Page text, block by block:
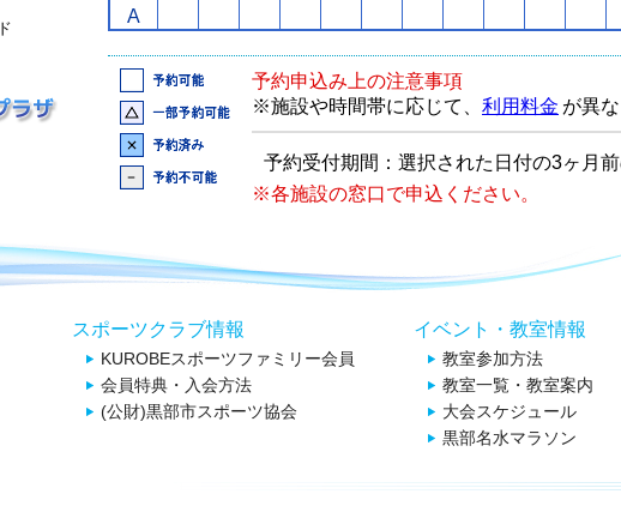
A
予約申込み上の注意事項
※施設や時間帯に応じて、 利用料金 が異な
予約受付期間：選択された日付の3ヶ月
※各施設の窓口で申込ください。
スポーツクラブ情報
KUROBEスポーツファミリー会員
会員特典・入会方法
(公財)黒部市スポーツ協会
イベント・教室情報
教室参加方法
教室一覧・教室案内
大会スケジュール
黒部名水マラソン